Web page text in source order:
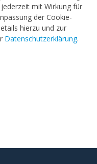
jederzeit mit Wirkung für
der Cookie-
hierzu und zur
Datenschutzerklärung.